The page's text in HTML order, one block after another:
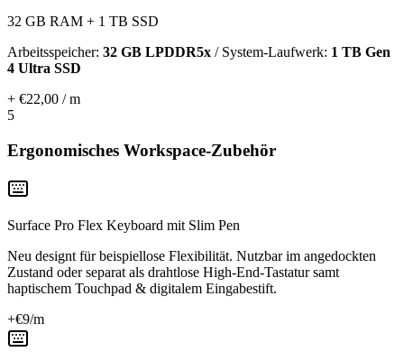
32 GB RAM + 1 TB SSD
Arbeitsspeicher: 32 GB LPDDR5x / System-Laufwerk: 1 TB Gen
4 Ultra SSD
+ €22,00 / m
5
Ergonomisches Workspace-Zubehör
Surface Pro Flex Keyboard mit Slim Pen
Neu designt für beispiellose Flexibilität. Nutzbar im angedockten
Zustand oder separat als drahtlose High-End-Tastatur samt
haptischem Touchpad & digitalem Eingabestift.
+€9/m